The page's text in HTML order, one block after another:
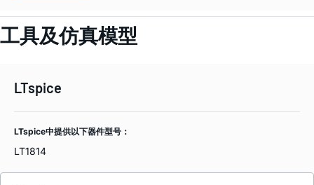
工具及仿真模型
LTspice
LTspice中提供以下器件型号：
LT1814